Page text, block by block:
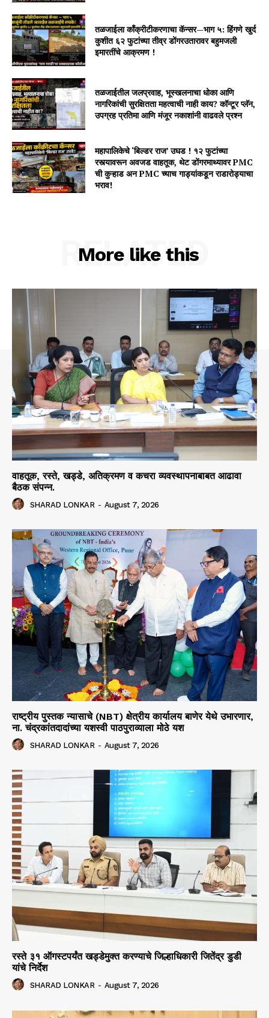
तळजाईला काँक्रीटीकरणाचा कॅन्सर—भाग ५: हिंगणे खुर्द
कुशीत ६२ फुटांच्या तीव्र डोंगरउतारावर बहुमजली
इमारतींचे आक्रमण !
तळजाईतील जलप्रवाह, भूस्खलनाचा धोका आणि
नागरिकांची सुरक्षितता महत्वाची नाही काय? कॉन्टूर प्लॅन,
उपग्रह प्रतिमा आणि मंजूर नकाशांनी वाढवले प्रश्न
महापालिकेचे ‘बिल्डर राज’ उघड ! १२ फुटांच्या
रस्त्यावरून अवजड वाहतूक, थेट डोंगरमाथ्यावर PMC
ची कुऱ्हाड अन PMC च्याच गाड्यांकडून राडारोड्याचा
भराव!
More like this
RELATED
वाहतूक, रस्ते, खड्डे, अतिक्रमण व कचरा व्यवस्थापनाबाबत आढावा
बैठक संपन्न.
SHARAD LONKAR - August 7, 2026
राष्ट्रीय पुस्तक न्यासाचे (NBT) क्षेत्रीय कार्यालय बाणेर येथे उभारणार,
ना. चंद्रकांतदादांच्या यशस्वी पाठपुराव्याला मोठे यश
SHARAD LONKAR - August 7, 2026
रस्ते ३१ ऑगस्टपर्यंत खड्डेमुक्त करण्याचे जिल्हाधिकारी जितेंद्र डुडी
यांचे निर्देश
SHARAD LONKAR - August 7, 2026